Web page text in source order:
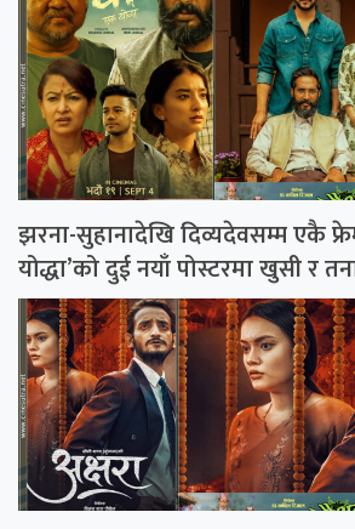
झरना-सुहानादेखि दिव्यदेवसम्म एकै
योद्धा’को दुई नयाँ पोस्टरमा खुसी र